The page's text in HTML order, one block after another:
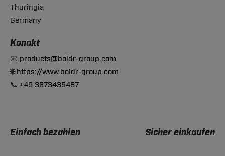
Thuringia
Germany
Konakt
📧 products@boldr-group.com
🌐https://www.boldr-group.com
📞 +49 3673435487
Einfach bezahlen Sicher einkaufen